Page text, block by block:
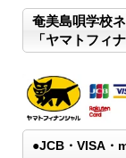
奄美島唄学校
「ヤマトフィ
●JCB・VISA・